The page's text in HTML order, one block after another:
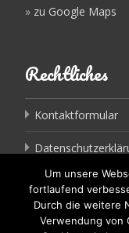
» zu Google Maps
Rechtliches
Kontaktformular
Impressum
Um unsere
fortlaufend
Durch die weitere
Verwendung von